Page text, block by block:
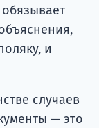
и
случаев
— это